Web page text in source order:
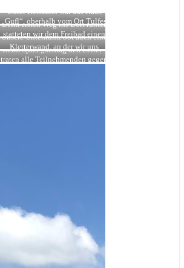
Unser Reiseziel war das Haus
„Gufl“, oberhalb vom Ort Tulfes
am Wald gelegen.
Beim ersten Weg ins Dorf runter
statteten wir dem Freibad einen
Besuch ab und erkundeten den
Dorfladen.
Unsere Unterkunft bot auch eine
Kletterwand, an der wir uns
ausprobieren durften.
Beim Spiel „Schlag den Leiter“
traten alle Teilnehmenden gegen